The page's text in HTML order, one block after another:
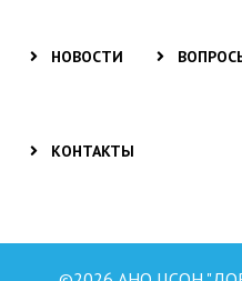
НОВОСТИ
КОНТАКТЫ